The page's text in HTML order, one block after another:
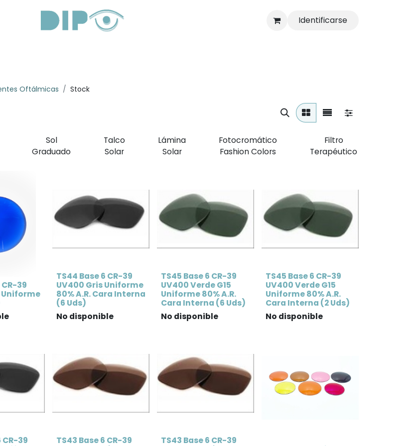
Identificarse
Oftálmicas Stock
Sol
Graduado
Talco
Solar
Lámina
Solar
Fotocromático
Fashion Colors
Filtro
Terapéutico
CR-39
Uniforme
TS44 Base 6 CR-39
UV400 Gris Uniforme
80% A.R. Cara Interna
(6 Uds)
No disponible
TS45 Base 6 CR-39
UV400 Verde G15
Uniforme 80% A.R.
Cara Interna (6 Uds)
No disponible
TS45 Base 6 CR-39
UV400 Verde G15
Uniforme 80% A.R.
Cara Interna (2 Uds)
No disponible
CR-39 TS43 Base 6 CR-39 TS43 Base 6 CR-39